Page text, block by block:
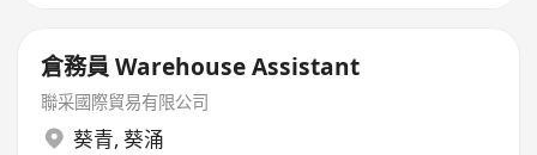
倉務員 Warehouse Assistant
聯采國際貿易有限公司
葵青, 葵涌